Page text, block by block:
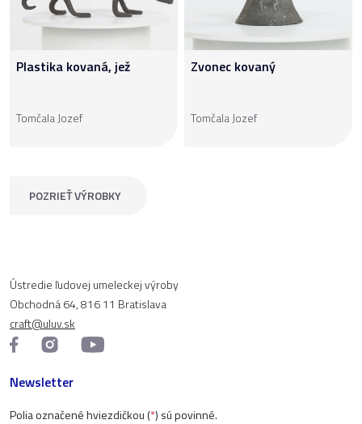
Plastika kovaná, jež
Tomčala Jozef
Zvonec kovaný
Tomčala Jozef
POZRIEŤ VÝROBKY
Ústredie ľudovej umeleckej výroby
Obchodná 64, 816 11 Bratislava
craft@uluv.sk
Newsletter
Polia označené hviezdičkou (*) sú povinné.